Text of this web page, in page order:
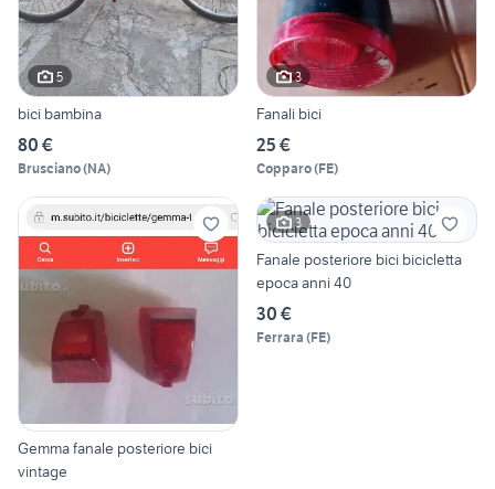
5
bici bambina
80 €
Brusciano(NA)
3
Fanali bici
25 €
Copparo(FE)
Gemma fanale posteriore bici
vintage
3
Fanale posteriore bici bicicletta
epoca anni 40
30 €
Ferrara (FE)